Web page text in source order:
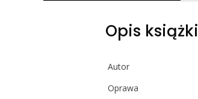
Opis książki
Autor
Oprawa